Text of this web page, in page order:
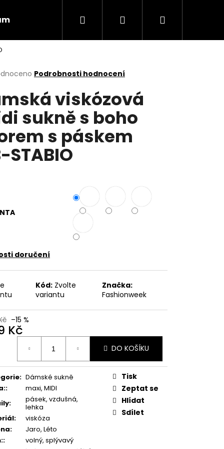
Obchodní podmínky Vrácení zboží
Hledat PřihlášeníNákupní
Podrobnosti hodnocení
viskózová
sukně s boho
s páskem
STABIO
doručení
Kód: Zvolte
variantu
Značka:
Fashionweek
–15 %
Kč
DO KOŠÍKU
: Dámské sukně
:
maxi, MIDI
:
pásek, vzdušná,
lehka
:
viskóza
:
Jaro, Léto
:
volný, splývavý
Tisk
Zeptat se
Hlídat
Sdílet
Následující
VZOR,
MURRAY